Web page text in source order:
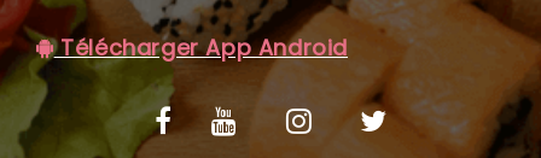
Télécharger App Android